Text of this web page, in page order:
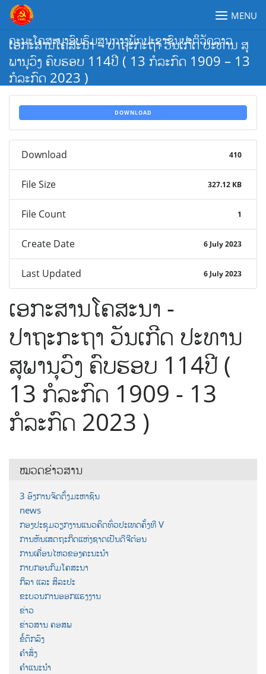
Skip
content
ຄະນະໂຄສະນາອົບຮົມສູນກາງພັກປະຊາຊົນປະຕິວັດລາວ
MENU
ເອກະສານໂຄສະນາ – ປາຖະກະຖາ ວັນເກີດ ປະທານ ສຸ
ພານຸວົງ ຄົບຮອບ 114ປີ ( 13 ກໍລະກົດ 1909 – 13
ກໍລະກົດ 2023 )
DOWNLOAD
Download 410
File Size 327.12 KB
File Count 1
Create Date 6 July 2023
Last Updated 6 July 2023
ເອກະສານໂຄສະນາ -
ປາຖະກະຖາ ວັນເກີດ ປະທານ
ສຸພານຸວົງ ຄົບຮອບ 114ປີ (
13 ກໍລະກົດ 1909 - 13
ກໍລະກົດ 2023 )
ໝວດຂ່າວສານ
3 ອົງການຈັດຕັ້ງມະຫາຊົນ
news
ກອງປະຊຸມວຽກງານແນວຄິດທົ່ວປະເທດຄັ້ງທີ V
ການຫັນເສດຖະກິດແຫ່ງຊາດເປັນດີຈີຕ໋ອນ
ການເຄື່ອນໄຫວຂອງຄະນະນຳ
ກາບກອນກົມໂຄສະນາ
ກິລາ ແລະ ສິລະປະ
ຂະບວນການອອກແຮງງານ
ຂ່າວ
ຂ່າວສານ ຄອສພ
ຂໍ້ຕົກລົງ
ຄຳສັ່ງ
ຄຳແນະນຳ